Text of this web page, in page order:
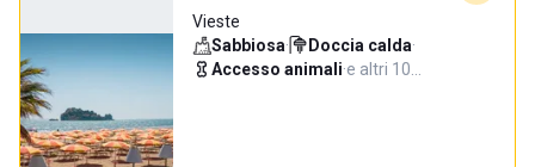
Vieste
Sabbiosa· Doccia calda·
Accesso animali·e altri 10…